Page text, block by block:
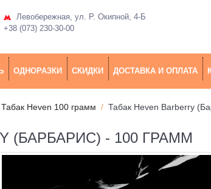
Левобережная, ул. Р. Окипной, 4-Б
+38 (073) 230-30-00
ОДНОРАЗКИ СКИДКИ ДОСТАВКА И ОПЛАТА
Табак Heven 100 грамм Табак Heven Barberry
(БАРБАРИС) - 100 ГРАММ